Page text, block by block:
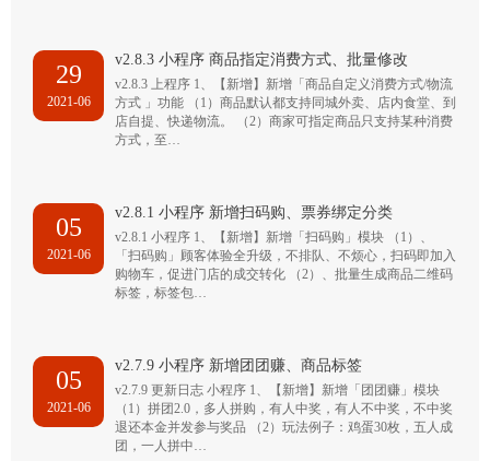
29
2021-06
v2.8.3 小程序 商品指定消费方式、批量修改
v2.8.3 上程序 1、【新增】新增「商品自定义消费方式/物流
方式 」功能 （1）商品默认都支持同城外卖、店内食堂、到
店自提、快递物流。 （2）商家可指定商品只支持某种消费
方式，至…
05
2021-06
v2.8.1 小程序 新增扫码购、票券绑定分类
v2.8.1 小程序 1、【新增】新增「扫码购」模块 （1）、
「扫码购」顾客体验全升级，不排队、不烦心，扫码即加入
购物车，促进门店的成交转化 （2）、批量生成商品二维码
标签，标签包…
05
2021-06
v2.7.9 小程序 新增团团赚、商品标签
v2.7.9 更新日志 小程序 1、【新增】新增「团团赚」模块
（1）拼团2.0，多人拼购，有人中奖，有人不中奖，不中奖
退还本金并发参与奖品 （2）玩法例子：鸡蛋30枚，五人成
团，一人拼中…